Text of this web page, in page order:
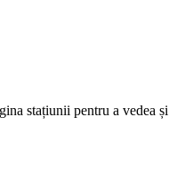
stațiunii pentru a vedea și